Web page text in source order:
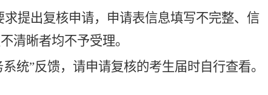
提出复核申请，申请表信息填写不完整、信
清晰者均不予受理。
统”反馈，请申请复核的考生届时自行查看。